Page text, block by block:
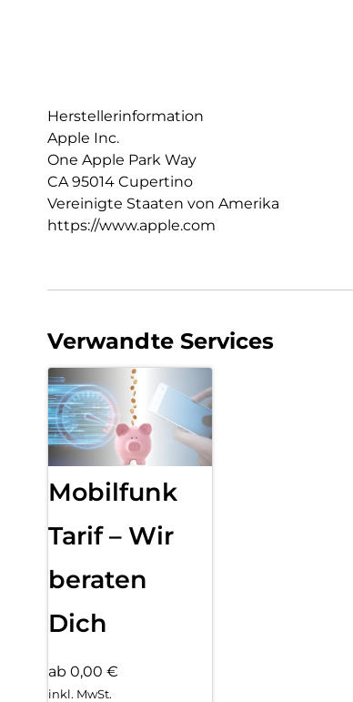
Herstellerinformation
Apple Inc.
One Apple Park Way
CA 95014 Cupertino
Vereinigte Staaten von Amerika
https://www.apple.com
Verwandte Services
Mobilfunk
Tarif – Wir
beraten
Dich
ab 0,00 €
inkl. MwSt.